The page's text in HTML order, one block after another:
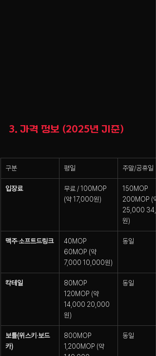
3. 가격 정보 (2025년 기준)
구분 평일 주말/공휴일
입장료
무료 / 100MOP
(약 17,000원)
150MOP
200MOP (약
25,000
원)
맥주·소프트드링크
40MOP
60MOP (약
7,000 10,000원)
동일
칵테일
80MOP
120MOP (약
14,000 20,000
원)
동일
보틀(위스키·보드
카)
800MOP
1,200MOP (약
동일